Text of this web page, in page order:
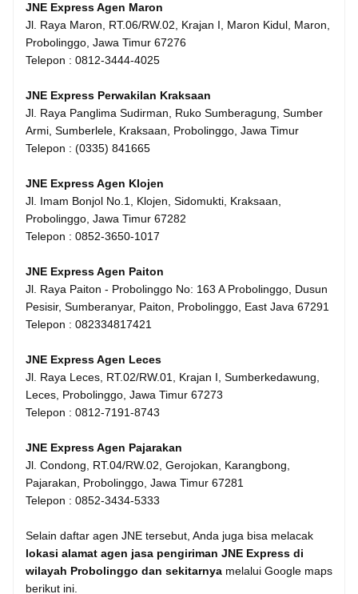
JNE Express Agen Maron
Jl. Raya Maron, RT.06/RW.02, Krajan I, Maron Kidul, Maron,
Probolinggo, Jawa Timur 67276
Telepon : 0812-3444-4025
JNE Express Perwakilan Kraksaan
Jl. Raya Panglima Sudirman, Ruko Sumberagung, Sumber
Armi, Sumberlele, Kraksaan, Probolinggo, Jawa Timur
Telepon : (0335) 841665
JNE Express Agen Klojen
Jl. Imam Bonjol No.1, Klojen, Sidomukti, Kraksaan,
Probolinggo, Jawa Timur 67282
Telepon : 0852-3650-1017
JNE Express Agen Paiton
Jl. Raya Paiton - Probolinggo No: 163 A Probolinggo, Dusun
Pesisir, Sumberanyar, Paiton, Probolinggo, East Java 67291
Telepon : 082334817421
JNE Express Agen Leces
Jl. Raya Leces, RT.02/RW.01, Krajan I, Sumberkedawung,
Leces, Probolinggo, Jawa Timur 67273
Telepon : 0812-7191-8743
JNE Express Agen Pajarakan
Jl. Condong, RT.04/RW.02, Gerojokan, Karangbong,
Pajarakan, Probolinggo, Jawa Timur 67281
Telepon : 0852-3434-5333
Selain daftar agen JNE tersebut, Anda juga bisa melacak
lokasi alamat agen jasa pengiriman JNE Express di
wilayah Probolinggo dan sekitarnya melalui Google maps
berikut ini.